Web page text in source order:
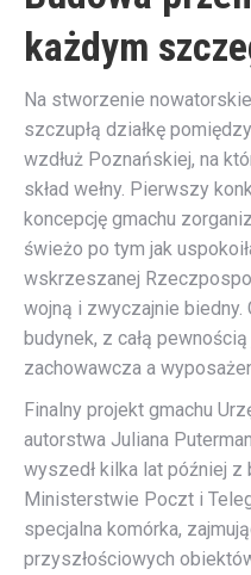
każdym
Na stworzenie
szczupłą działkę
wzdłuż Poznańskiej, na
skład wełny. Pierwszy
koncepcję gmachu
świeżo po tym jak
wskrzeszanej
wojną i zwyczajnie
budynek, z całą
zachowawcza a
Finalny projekt gmachu
autorstwa Juliana
wyszedł kilka lat później
Ministerstwie Poczt i
specjalna komórka,
przyszłościowych